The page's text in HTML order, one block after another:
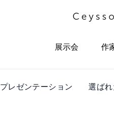
展示会 作
プレゼンテーション 選ば